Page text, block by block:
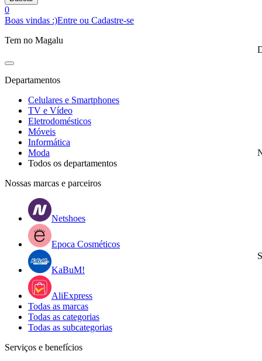
0
Boas vindas :)Entre ou Cadastre-se
Tem no Magalu
Departamentos
Celulares e Smartphones
TV e Vídeo
Eletrodomésticos
Móveis
Informática
Moda
Todos os departamentos
Nossas marcas e parceiros
Netshoes
Epoca Cosméticos
KaBuM!
AliExpress
Todas as marcas
Todas as categorias
Todas as subcategorias
Serviços e benefícios